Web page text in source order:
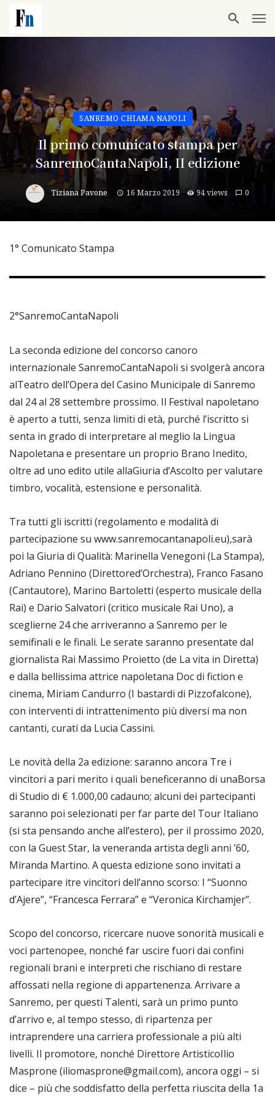
SANREMO CHIAMA NAPOLI
Il primo comunicato stampa per
SanremoCantaNapoli, II edizione
Tiziana Pavone 16 Marzo 2019 94 views 0
1° Comunicato Stampa
2°SanremoCantaNapoli
La seconda edizione del concorso canoro
internazionale SanremoCantaNapoli si svolgerà ancora
alTeatro dell’Opera del Casino Municipale di Sanremo
dal 24 al 28 settembre prossimo. Il Festival napoletano
è aperto a tutti, senza limiti di età, purché l’iscritto si
senta in grado di interpretare al meglio la Lingua
Napoletana e presentare un proprio Brano Inedito,
oltre ad uno edito utile allaGiuria d’Ascolto per valutare
timbro, vocalità, estensione e personalità.
Tra tutti gli iscritti (regolamento e modalità di
partecipazione su www.sanremocantanapoli.eu),sarà
poi la Giuria di Qualità: Marinella Venegoni (La Stampa),
Adriano Pennino (Direttored’Orchestra), Franco Fasano
(Cantautore), Marino Bartoletti (esperto musicale della
Rai) e Dario Salvatori (critico musicale Rai Uno), a
sceglierne 24 che arriveranno a Sanremo per le
semifinali e le finali. Le serate saranno presentate dal
giornalista Rai Massimo Proietto (de La vita in Diretta)
e dalla bellissima attrice napoletana Doc di fiction e
cinema, Miriam Candurro (I bastardi di Pizzofalcone),
con interventi di intrattenimento più diversi ma non
cantanti, curati da Lucia Cassini.
Le novità della 2a edizione: saranno ancora Tre i
vincitori a pari merito i quali beneficeranno di unaBorsa
di Studio di € 1.000,00 cadauno; alcuni dei partecipanti
saranno poi selezionati per far parte del Tour Italiano
(si sta pensando anche all’estero), per il prossimo 2020,
con la Guest Star, la veneranda artista degli anni ’60,
Miranda Martino. A questa edizione sono invitati a
partecipare itre vincitori dell’anno scorso: I “Suonno
d’Ajere”, “Francesca Ferrara” e “Veronica Kirchamjer”.
Scopo del concorso, ricercare nuove sonorità musicali e
voci partenopee, nonché far uscire fuori dai confini
regionali brani e interpreti che rischiano di restare
affossati nella regione di appartenenza. Arrivare a
Sanremo, per questi Talenti, sarà un primo punto
d’arrivo e, al tempo stesso, di ripartenza per
intraprendere una carriera professionale a più alti
livelli. Il promotore, nonché Direttore ArtisticoIlio
Masprone (iliomasprone@gmail.com), ancora oggi – si
dice – più che soddisfatto della perfetta riuscita della 1a